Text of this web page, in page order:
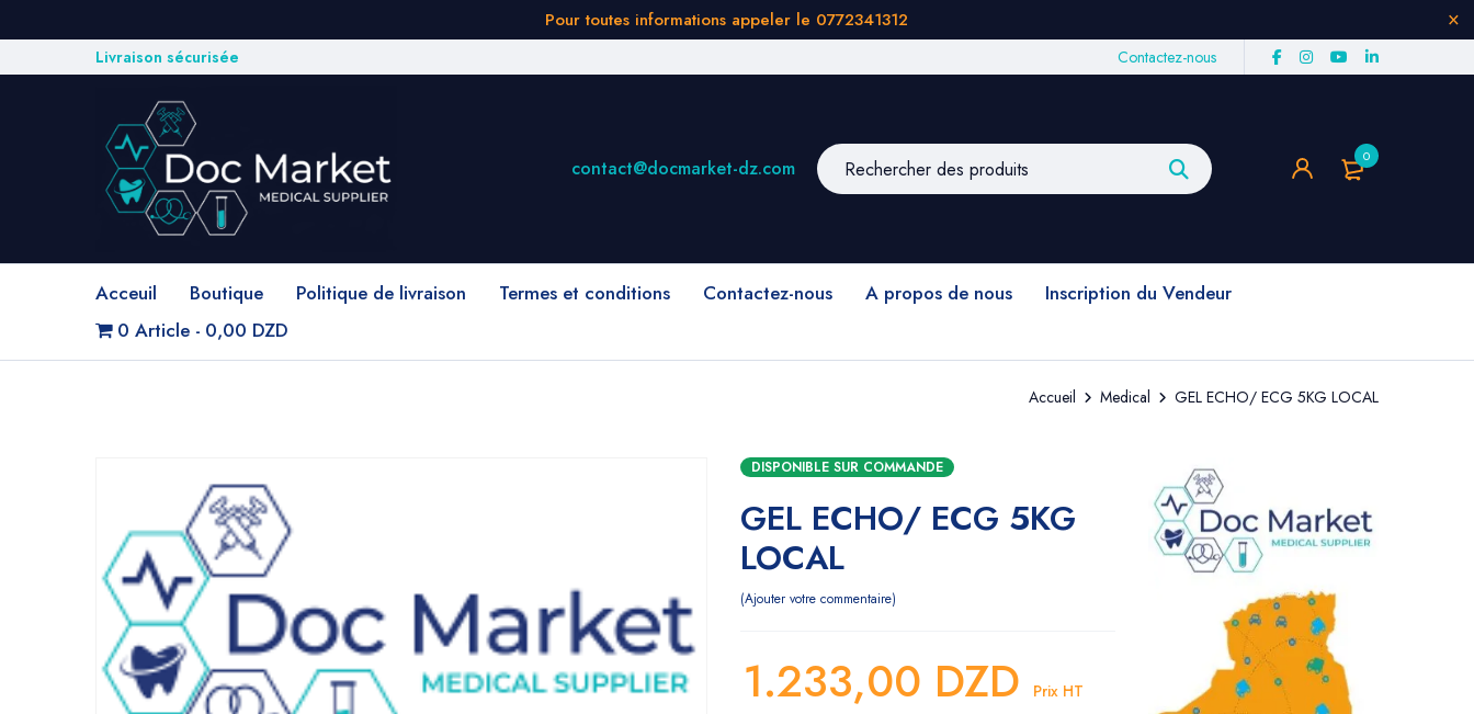
Pour toutes informations appeler le 0772341312
Livraison sécurisée Contactez-nous
0
contact@docmarket-dz.com
Acceuil Boutique Politique de livraison Termes et conditions Contactez-nous A propos de nous
Inscription du Vendeur
0 Article
0,00 DZD
Accueil Medical GEL ECHO/ ECG 5KG LOCAL
DISPONIBLE SUR COMMANDE
GEL ECHO/ ECG 5KG
LOCAL
Ajouter votre commentaire
1.233,00 DZD Prix HT